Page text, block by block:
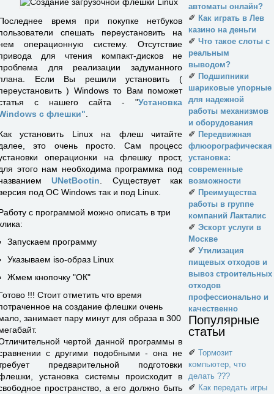
время при покупке нетбуков
спешать переустановить на
операционную систему. Отсутствие
для чтения компакт-дисков не
для реализации задуманного
Если Вы решили установить (
) Windows то Вам поможет
с нашего сайта - "Установка
с флешки"
установить Linux на флеш читайте
это очень просто. Сам процесс
операционки на флешку прост,
этого нам необходима программка под
UNetBootin . Существует как
под ОС Windows так и под Linux.
с программой можно описать в три
Запускаем программу
Указываем iso-образ Linux
Жмем кнопочку "ОК"
!!! Стоит отметить что время
на создание флешки очень
занимает пару минут для образа в 300
чертой данной программы в
с другими подобными - она не
предварительной подготовки
установка системы происходит в
пространство, а его должно быть
автоматы онлайн?
✐ Как играть в Лев
казино на деньги
✐ Что такое слоты с
реальным
выводом?
✐ Подшипники
шариковые упорные
для надежной
работы механизмов
и оборудования
✐ Передвижная
флюорографическая
установка:
современные
возможности
✐ Преимущества
работы в группе
компаний Лакталис
✐ Эскорт услуги в
Москве
✐ Утилизация
пищевых отходов и
вывоз строительных
отходов
профессионально и
качественно
Популярные
статьи
✐ Тормозит
компьютер, что
делать ???
✐ Как передать игры